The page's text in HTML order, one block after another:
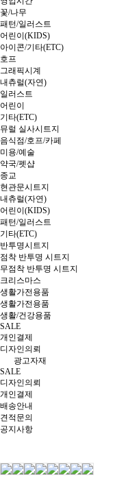
꽃/나무
패턴/일러스트
어린이(KIDS)
아이콘/기타(ETC)
호프
그래픽시계
내츄럴(자연)
일러스트
어린이
기타(ETC)
뮤럴 실사시트지
음식점/호프/카페
미용/예술
약국/펫샵
종교
현관문시트지
내츄럴(자연)
어린이(KIDS)
패턴/일러스트
기타(ETC)
반투명시트지
점착 반투명 시트지
무점착 반투명 시트지
크리스마스
생활가전용품
생활가전용품
생활/건강용품
SALE
개인결제
디자인의뢰
광고자재
SALE
디자인의뢰
개인결제
배송안내
견적문의
공지사항